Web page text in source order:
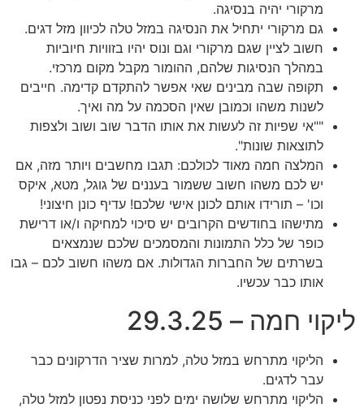
מרקורי יהיה בנסיגה.
גם מרקורי יתחיל את הנסיגה במזל טלה לכיוון מזל דגים.
חשוב לציין שגם מרקורי וגם ונוס יהיו בזוויות חיוביות
במהלך הנסיגות שלהם, ההומור מקבל מקום מרכזי.
תקופה שבה מבינים שאי אפשר להתקדם קדימה. חייבים
לשנות משהו וכמובן שאין הסכמה על מה ואיך.
""אי שפיות זה לעשות את אותו הדבר שוב ושוב ולצפות
לתוצאות שונות".
המלצה חמה מאוד לכולכם: תגבו מחשבים ויותר מזה, אם
יש לכם משהו חשוב ששמור בעננים של גוגל, מטא, איקס
וכו' – תורידו אותם לכונן אישי שלכם! עדיף כונן חיצוני!
מתישהו בחודשים הקרובים יש סיכוי למחיקה ו/או דרישת
כופר של כלל התמונות והמסמכים שלכם שנמצאים
בשרתים של החברות הגדולות. אם משהו חשוב לכם – גבו
אותו כבר עכשיו.
ליקוי חמה – 29.3.25
הליקוי מתרחש במזל טלה, למרות שציר הדרקונים כבר
עבר לדגים.
הליקוי מתרחש שלושה ימים לפני כניסת נפטון למזל טלה,